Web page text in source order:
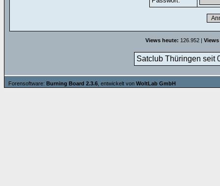
Views heute: 126.952 |
Satclub Thüringen seit
Forensoftware: Burning Board 2.3.6 , entwickelt von WoltLab GmbH